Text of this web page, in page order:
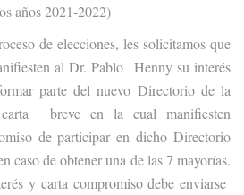
años 2021-2022)
de elecciones, les solicitamos que
al Dr. Pablo Henny su interés
parte del nuevo Directorio de la
breve en la cual manifiesten
de participar en dicho Directorio
caso de obtener una de las 7 mayorías.
y carta compromiso debe enviarse